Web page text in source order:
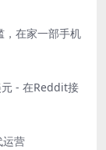
，在家一部手机
- 在Reddit接
运营